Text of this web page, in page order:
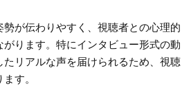
が伝わりやすく、視聴者との心理的
ります。特にインタビュー形式の動
リアルな声を届けられるため、視聴
す。